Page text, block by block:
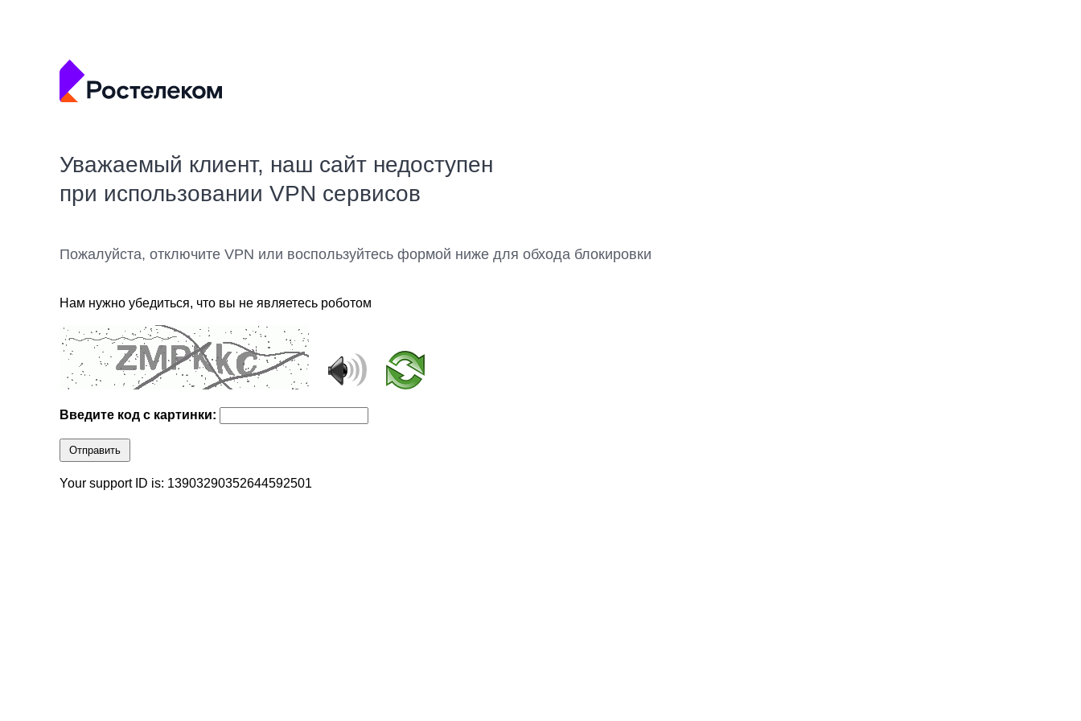
Уважаемый клиент, наш сайт недоступен
при использовании VPN сервисов
Пожалуйста, отключите VPN или воспользуйтесь формой ниже для обхода блокировки
Нам нужно убедиться, что вы не являетесь роботом
Введите код с картинки:
Отправить
Your support ID is: 13903290352644592501